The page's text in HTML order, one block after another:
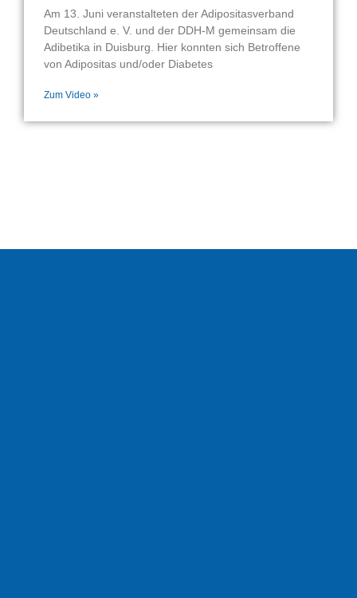
Am 13. Juni veranstalteten der Adipositasverband
Deutschland e. V. und der DDH-M gemeinsam die
Adibetika in Duisburg. Hier konnten sich Betroffene
von Adipositas und/oder Diabetes
Zum Video »